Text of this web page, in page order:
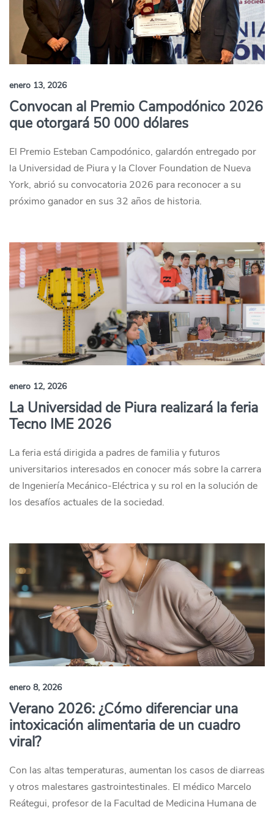
enero 13, 2026
Convocan al Premio Campodónico 2026
que otorgará 50 000 dólares
El Premio Esteban Campodónico, galardón entregado por
la Universidad de Piura y la Clover Foundation de Nueva
York, abrió su convocatoria 2026 para reconocer a su
próximo ganador en sus 32 años de historia.
enero 12, 2026
La Universidad de Piura realizará la feria
Tecno IME 2026
La feria está dirigida a padres de familia y futuros
universitarios interesados en conocer más sobre la carrera
de Ingeniería Mecánico-Eléctrica y su rol en la solución de
los desafíos actuales de la sociedad.
enero 8, 2026
Verano 2026: ¿Cómo diferenciar una
intoxicación alimentaria de un cuadro
viral?
Con las altas temperaturas, aumentan los casos de diarreas
y otros malestares gastrointestinales. El médico Marcelo
Reátegui, profesor de la Facultad de Medicina Humana de